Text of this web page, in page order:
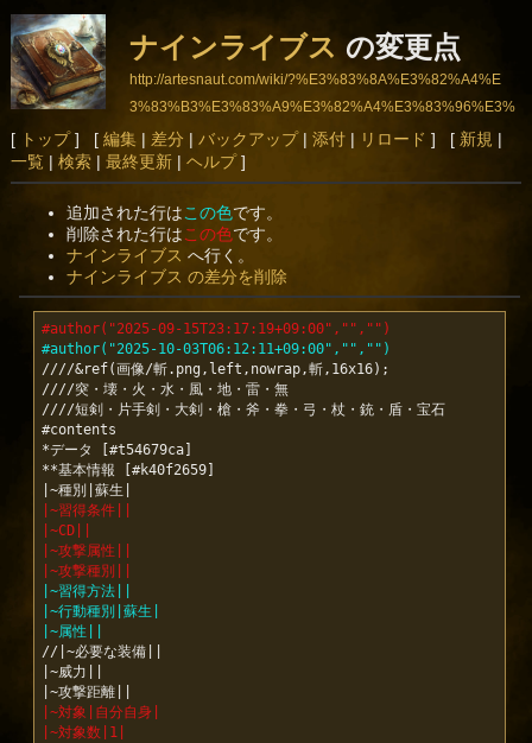
ナインライブス の変更点
http://artesnaut.com/wiki/?%E3%83%8A%E3%82%A4%E
3%83%B3%E3%83%A9%E3%82%A4%E3%83%96%E3%
82%B9
[ トップ] [ 編集| 差分 | バックアップ| 添付| リロード ] [ 新規 |
一覧 | 検索| 最終更新| ヘルプ]
追加された行はこの色です。
削除された行はこの色です。
ナインライブス へ行く。
ナインライブス の差分を削除
#author("2025-09-15T23:17:19+09:00","","")
#author("2025-10-03T06:12:11+09:00","","")
////&ref(画像/斬.png,left,nowrap,斬,16x16);
////突・壊・火・水・風・地・雷・無
////短剣・片手剣・大剣・槍・斧・拳・弓・杖・銃・盾・宝石
#contents
*データ [#t54679ca]
**基本情報 [#k40f2659]
|~習得条件||
|~CD||
|~攻撃属性||
|~攻撃種別||
|~習得方法||
|~行動種別|蘇生|
|~属性||
//|~必要な装備||
|~威力||
|~対象|自分自身|
|~対象数|1|